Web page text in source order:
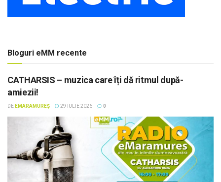
Bloguri eMM recente
CATHARSIS – muzica care îți dă ritmul după-
amiezii!
DE EMARAMUREȘ 29 IULIE 2026 0